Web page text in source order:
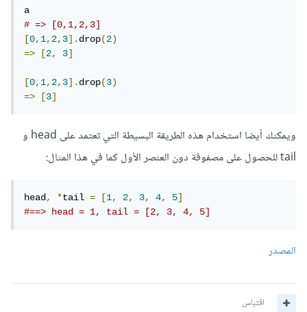
# => [0,1,2,3]
[0,1,2,3].drop(2)
=>
[2, 3]
[0,1,2,3].drop(3)
=>
[3]
ويمكنك أيضا استخدام هذه الطريقة البسيطة التي تعتمد على head و
tail للحصول على مصفوفة دون العنصر الأول كما في هذا المثال:
head, *tail = [1, 2, 3, 4, 5]
#==> head = 1, tail = [2, 3, 4, 5]
المصدر
اقتباس